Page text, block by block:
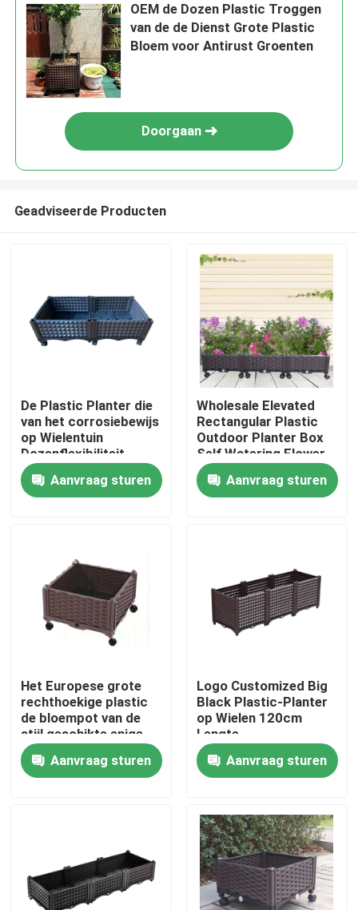
Thuis
Over ons
Producten
Plastiek Opgeheven Plantersdozen
De plastic Doos van de Tuinplanter
Plastic Planter op Wielen
Opgeheven Plastic Plantersdoos
De Toebehoren van de plantersdoos
OEM de Dozen Plastic Troggen
van de de Dienst Grote Plastic
Bloem voor Antirust Groenten
Doorgaan
Geadviseerde Producten
De Plastic Planter die
van het corrosiebewijs
op Wielentuin
Dozenflexibiliteit
planten
Aanvraag sturen
Wholesale Elevated
Rectangular Plastic
Outdoor Planter Box
Self Watering Flower
Vegetable Raised
Garden Bed
Aanvraag sturen
Het Europese grote
rechthoekige plastic
de bloempot van de
stijl geschikte enige
doos planten die
plantend doos
tuinieren
Aanvraag sturen
Logo Customized Big
Black Plastic-Planter
op Wielen 120cm
Lengte
Aanvraag sturen